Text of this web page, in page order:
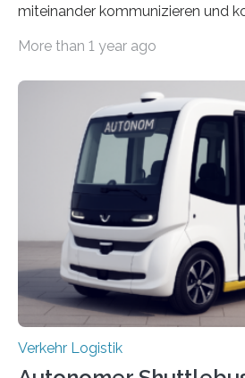
miteinander kommunizieren und
An dieser innovativen Idee
das Fraunhofer Institut für
die kommunikationstechnische
untersucht das IPH – Institut für
Hannover gGmbH anhand von
Materialflusssimulationen, ob die
effizienter ist als die zentrale
das IPH noch Unternehmen, die
am realen Beispiel ihrer Fabrik…
More than 1 year ago
Verkehr Logistik